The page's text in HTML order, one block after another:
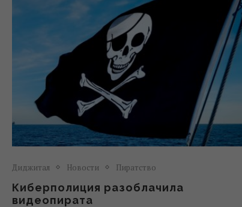
Диджитал Новости Пиратство
Киберполиция разоблачила
видеопирата